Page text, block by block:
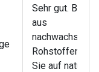
Sehr gut.
aus
Rohstoffen.
Sie auf